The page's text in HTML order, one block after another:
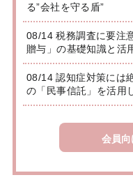
る”会社を守る盾”
08/14 税務調査に要注
贈与」の基礎知識と活
08/14 認知症対策には
の「民事信託」を活用
会員